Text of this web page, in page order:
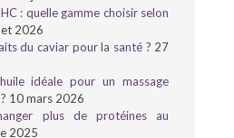
: quelle gamme choisir selon
2026
du caviar pour la santé ? 27
idéale pour un massage
10 mars 2026
plus de protéines au
2025